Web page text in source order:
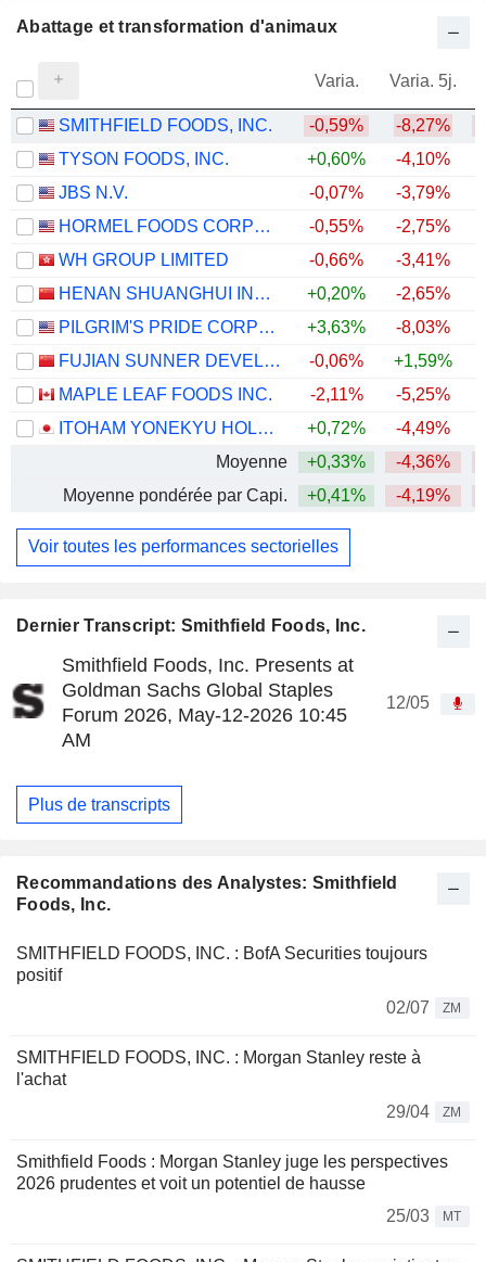
Dernier Transcript: Smithfield Foods, Inc.
Smithfield Foods, Inc. Presents at
Goldman Sachs Global Staples
Forum 2026, May-12-2026 10:45
AM
12/05
Plus de transcripts
Recommandations des Analystes: Smithfield
Foods, Inc.
SMITHFIELD FOODS, INC. : BofA Securities toujours
positif
02/07
ZM
SMITHFIELD FOODS, INC. : Morgan Stanley reste à
l'achat
29/04
ZM
Smithfield Foods : Morgan Stanley juge les perspectives
2026 prudentes et voit un potentiel de hausse
25/03
MT
Abattage et transformation d'animaux
Varia. Varia. 5j.
SMITHFIELD FOODS, INC. -0,59% -8,27%
TYSON FOODS, INC.
+0,60% -4,10%
JBS N.V.
-0,07% -3,79%
HORMEL FOODS CORPORATION
-0,55% -2,75%
WH GROUP LIMITED
-0,66% -3,41%
HENAN SHUANGHUI INVESTMENT & DEVELOPMENT CO.,LTD.
+0,20% -2,65%
PILGRIM'S PRIDE CORPORATION
+3,63% -8,03%
FUJIAN SUNNER DEVELOPMENT CO., LTD.
-0,06% +1,59%
MAPLE LEAF FOODS INC.
-2,11% -5,25%
ITOHAM YONEKYU HOLDINGS INC.
+0,72% -4,49%
Moyenne
+0,33% -4,36%
Moyenne pondérée par Capi.
+0,41% -4,19%
Voir toutes les performances sectorielles